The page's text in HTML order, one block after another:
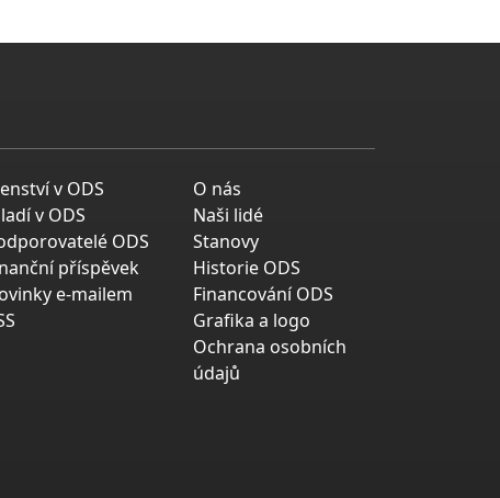
v ODS
v ODS
ODS
příspěvek
e-mailem
O nás
Naši lidé
Stanovy
Historie ODS
Financování ODS
Grafika a logo
Ochrana osobních
údajů